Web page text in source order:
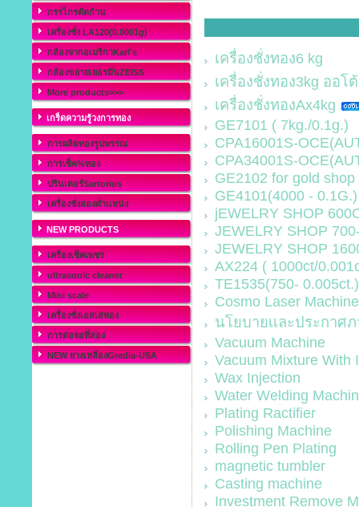
กรรไกรตัดก้าน
เครื่องชั่ง LA120(0.0001g)
กล้องจากอเมริกาKarl's
กล้องขยายเยอรมันZEISS
More products>>>
เกร็ดความรู้วงการทอง
การผลิตทองรูปพรรณ
การเช็ค%ทอง
ปรินเตอร์Sartorius
เครื่องชั่งสองต่ำเเหน่ง
NEW PRODUCTS
เครื่องเช็คเพชร
ultrasonic cleaner
Mini scale
เครื่องชั่งเอสเส่ทอง
การต่อจอที่สอง
NEW ยางเหลืองGredia-USA
เครื่องชั่งทอง6 kg
เครื่องชั่งทอง3kg ออโต้
เครื่องชั่งทองAx4kg
GE7101 ( 7kg./0.1g.)
CPA16001S-
CPA34001S-
GE2102 for gold
GE4101(4000 - 0.1G.)
jEWELRY SHOP
JEWELRY SHOP
JEWELRY SHOP
AX224 ( 1000ct/
TE1535(750- 0.005ct.)
Cosmo Laser Machine
นโยบายเเละประกาศ
Vacuum Machine
Vacuum Mixture With
Wax Injection
Water Welding
Plating Ractifier
Polishing Machine
Rolling Pen Plating
magnetic tumbler
Casting machine
Investment Remove